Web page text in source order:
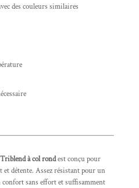
des couleurs similaires
à col rondest conçu pour
détente. Assez résistant pour un
sans effort et suffisamment